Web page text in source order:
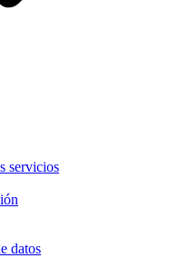
servicios
datos